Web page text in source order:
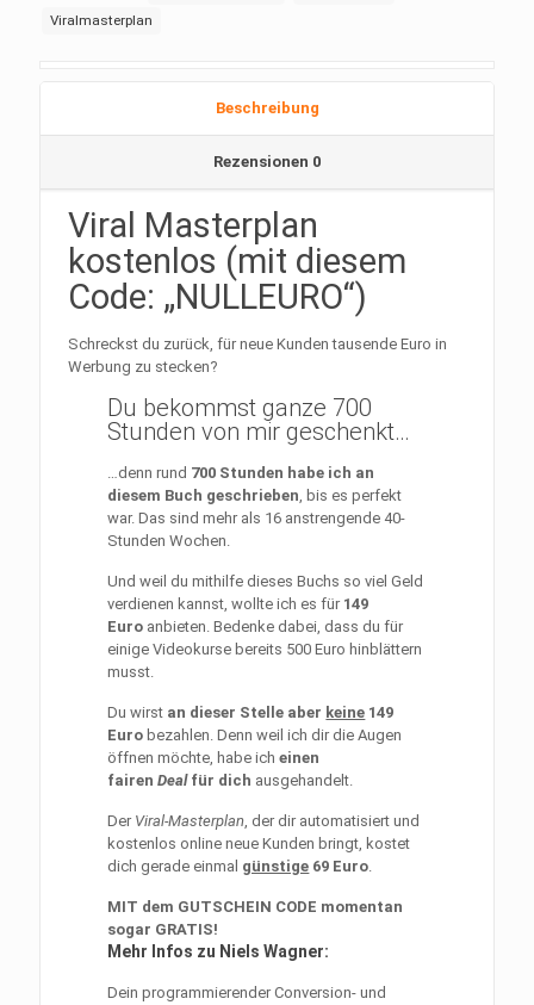
Viralmasterplan
Beschreibung
Rezensionen 0
Viral Masterplan
kostenlos (mit diesem
Code: „NULLEURO“)
Schreckst du zurück, für neue Kundentausende Euro in
Werbung zu stecken?
Du bekommst ganze 700
Stunden von mir geschenkt…
…denn rund 700 Stunden habe ich an
diesem Buch geschrieben, bis es perfekt
war. Das sind mehr als 16 anstrengende 40-
Stunden Wochen.
Und weil du mithilfe dieses Buchs so viel Geld
verdienen kannst, wollte ich es für 149
Euro anbieten. Bedenke dabei, dass du für
einige Videokurse bereits 500 Euro hinblättern
musst.
Du wirst an dieser Stelle aber keine 149
Euro bezahlen. Denn weil ich dir die Augen
öffnen möchte, habe icheinen
fairenDealfür dich ausgehandelt.
Der Viral-Masterplan, der dir automatisiert und
kostenlos online neue Kunden bringt, kostet
dich gerade einmal günstige 69 Euro.
MIT dem GUTSCHEIN CODE momentan
sogar GRATIS!
Mehr Infos zu Niels Wagner:
Dein programmierender Conversion- und